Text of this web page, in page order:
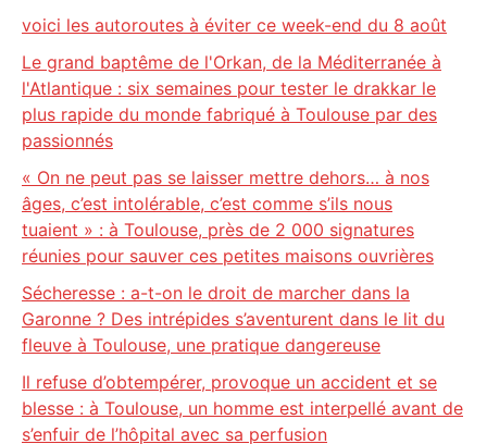
voici les autoroutes à éviter ce week-end du 8 août
Le grand baptême de l'Orkan, de la Méditerranée à
l'Atlantique : six semaines pour tester le drakkar le
plus rapide du monde fabriqué à Toulouse par des
passionnés
« On ne peut pas se laisser mettre dehors… à nos
âges, c’est intolérable, c’est comme s’ils nous
tuaient » : à Toulouse, près de 2 000 signatures
réunies pour sauver ces petites maisons ouvrières
Sécheresse : a-t-on le droit de marcher dans la
Garonne ? Des intrépides s’aventurent dans le lit du
fleuve à Toulouse, une pratique dangereuse
Il refuse d’obtempérer, provoque un accident et se
blesse : à Toulouse, un homme est interpellé avant de
s’enfuir de l’hôpital avec sa perfusion